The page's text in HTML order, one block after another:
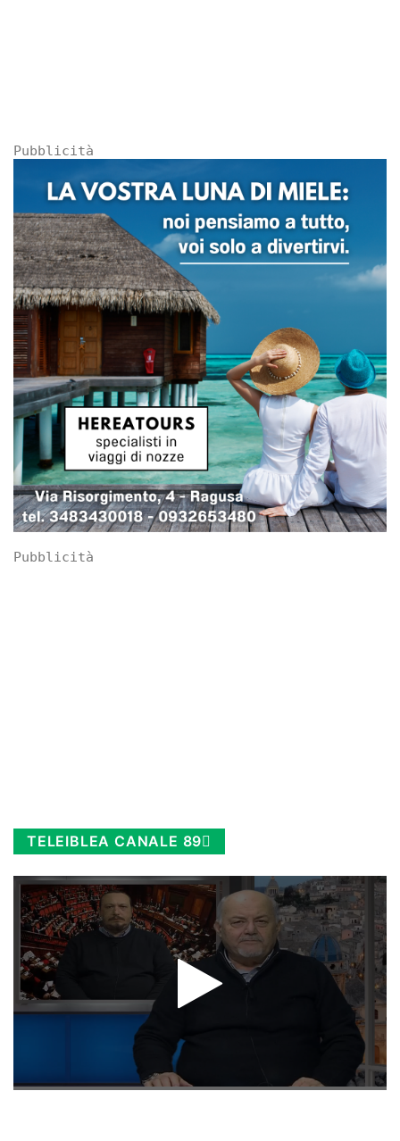
Pubblicità
Pubblicità
TELEIBLEA CANALE 89